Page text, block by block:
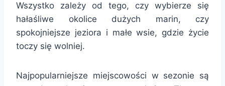
Wszystko zależy od tego, czy wybierze się
hałaśliwe okolice dużych marin, czy
spokojniejsze jeziora i małe wsie, gdzie życie
toczy się wolniej.
Najpopularniejsze miejscowości w sezonie są